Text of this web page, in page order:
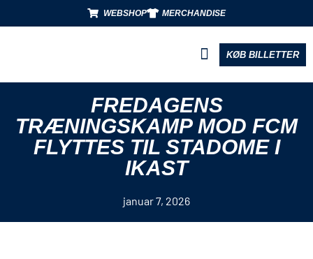
WEBSHOP MERCHANDISE
KØB BILLETTER
FREDAGENS
TRÆNINGSKAMP MOD FCM
FLYTTES TIL STADOME I
IKAST
januar 7, 2026